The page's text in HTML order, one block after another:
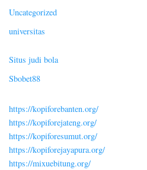
Uncategorized
universitas
Situs judi bola
Sbobet88
https://kopiforebanten.org/
https://kopiforejateng.org/
https://kopiforesumut.org/
https://kopiforejayapura.org/
https://mixuebitung.org/